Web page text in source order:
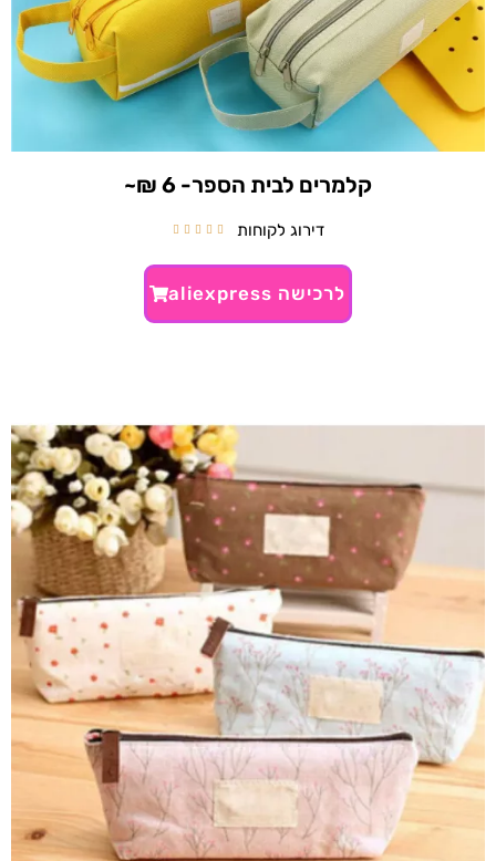
קלמרים לבית הספר- 6 ₪~
דירוג לקוחות 




לרכישה aliexpress